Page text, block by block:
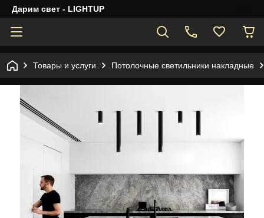
Дарим свет - LIGHTUP
Товары и услуги Потолочные светильники накладные